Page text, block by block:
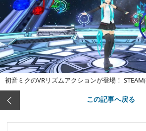
初音ミクのVRリズムアクションが登場！
この記事へ戻る